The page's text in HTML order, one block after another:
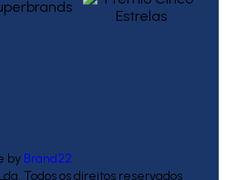
by Brand22
Todos os direitos reservados